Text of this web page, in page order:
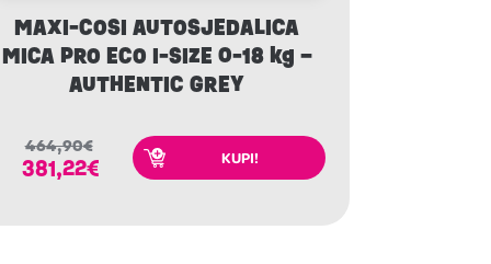
MAXI-COSI AUTOSJEDALICA
MICA PRO ECO I-SIZE 0-18 kg –
AUTHENTIC GREY
464,90€
381,22€ KUPI!